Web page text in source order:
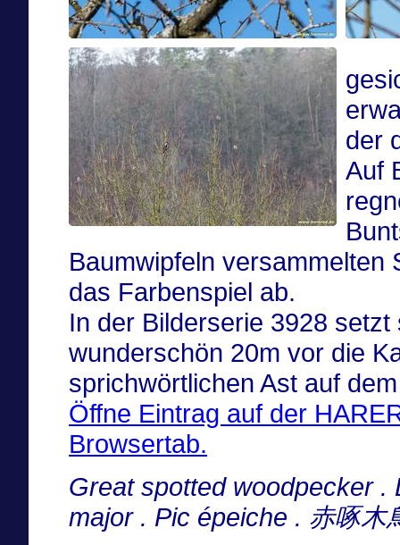
der
Auf
Baumwipfeln versammelten
das Farbenspiel ab.
In der Bilderserie 3928
wunderschön 20m vor die
sprichwörtlichen Ast auf
Öffne Eintrag auf der
Browsertab.
Great spotted woodpecker .
major . Pic épeiche . 赤啄木